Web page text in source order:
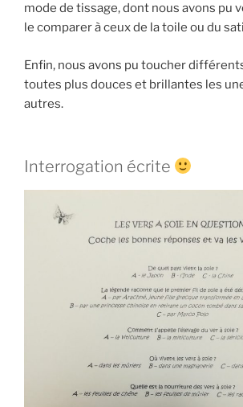
mode de tissage, dont nous avons pu
le comparer à ceux de la toile ou du
Enfin, nous avons pu toucher
toutes plus douces et brillantes les
autres.
Interrogation écrite